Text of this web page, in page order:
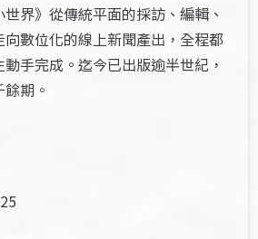
界》從傳統平面的採訪、編輯、
數位化的線上新聞產出，全程都
手完成。迄今已出版逾半世紀，
期。